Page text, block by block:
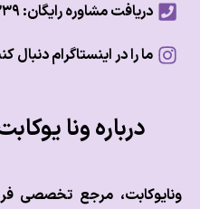
دریافت مشاوره رایگان: ۰۹۲۲۷۶۲۴۳۳۹
ما را در اینستاگرام دنبال کنید: vena_youckabetshop
درباره ونا یوکابت
مرجع تخصصی فروش